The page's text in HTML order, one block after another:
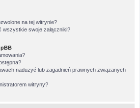
na tej witrynie?
wszystkie swoje załączniki?
nadużyć lub zagadnień prawnych związanych
witryny?